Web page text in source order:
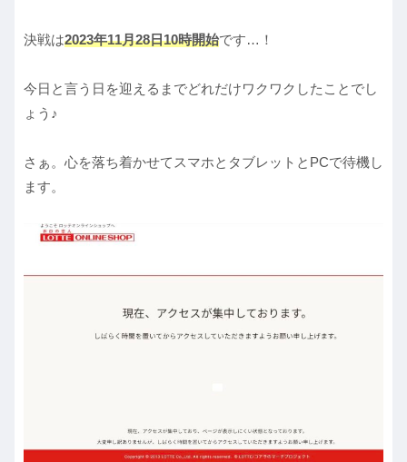
決戦は2023年11月28日10時開始です…！
今日と言う日を迎えるまでどれだけワクワクしたことでし
ょう♪
さぁ。心を落ち着かせてスマホとタブレットとPCで待機し
ます。